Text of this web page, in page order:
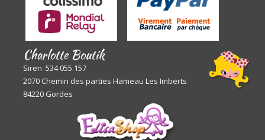
Charlotte Boutik
Siren 534 055 157
2070 Chemin des parties Hameau Les Imberts
84220 Gordes